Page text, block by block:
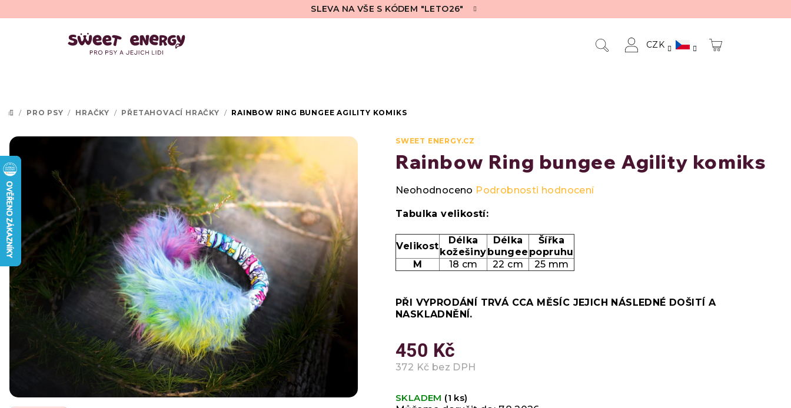
na
SLEVA NA VŠE S KÓDEM "LETO26"
CZK
NÁKUPNÍ
DOMŮ
/ PRO PSY / HRAČKY / PŘETAHOVACÍ HRAČKY / RAINBOW RING BUNGEE AGILITY KOMIKS
SWEET ENERGY.CZ
Rainbow Ring bungee Agility komiks
Průměrné
produktu
0,0
z
5
hvězdiček.
Neohodnoceno Podrobnosti hodnocení
Tabulka velikostí:
Velikost
Délka
kožešiny
Délka
bungee
Šířka
popruhu
M
18 cm 22 cm 25 mm
PŘI VYPRODÁNÍ TRVÁ CCA MĚSÍC JEJICH NÁSLEDNÉ DOŠITÍ A
NASKLADNĚNÍ.
450 Kč
372 Kč bez DPH
SKLADEM (1 ks)